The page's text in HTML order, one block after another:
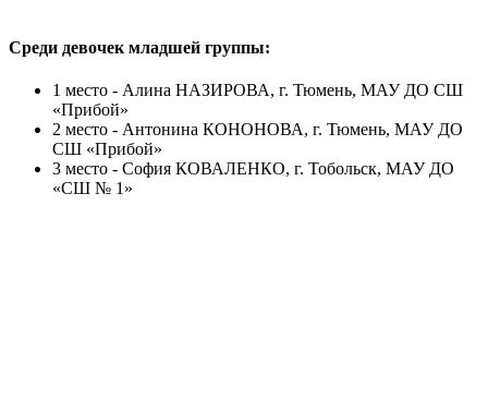
Среди девочек младшей группы:
1 место - Алина НАЗИРОВА, г. Тюмень, МАУ ДО СШ
«Прибой»
2 место - Антонина КОНОНОВА, г. Тюмень, МАУ ДО
СШ «Прибой»
3 место - София КОВАЛЕНКО, г. Тобольск, МАУ ДО
«СШ № 1»